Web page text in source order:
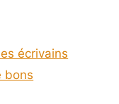
écrivains
bons